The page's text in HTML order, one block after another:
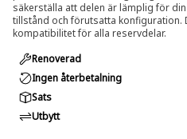
säkerställa att delen är lämplig för
tillstånd och förutsatta konfiguration.
kompatibilitet för alla reservdelar.
Renoverad
Ingen återbetalning
Sats
Utbytt